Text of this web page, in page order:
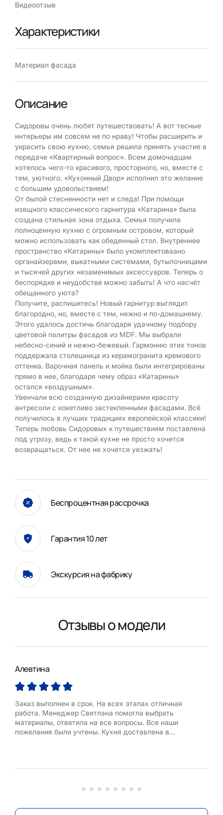
Видеоотзыв
Характеристики
Материал фасада
Описание
Сидоровы очень любят путешествовать! А вот тесные
интерьеры им совсем не по нраву! Чтобы расширить и
украсить свою кухню, семья решила принять участие в
передаче «Квартирный вопрос». Всем домочадцам
хотелось чего-то красивого, просторного, но, вместе с
тем, уютного. «Кухонный Двор» исполнил это желание
с большим удовольствием!
От былой стесненности нет и следа! При помощи
изящного классического гарнитура «Катарина» была
создана стильная зона отдыха. Семья получила
полноценную кухню с огромным островом, который
можно использовать как обеденный стол. Внутреннее
пространство «Катарины» было укомплектоваано
органайзерами, выкатными системами, бутылочницами
и тысячей других незаменимых аксессуаров. Теперь о
беспорядке и неудобстве можно забыть! А что насчёт
обещанного уюта?
Получите, распишитесь! Новый гарнитур выглядит
благородно, но, вместе с тем, нежно и по-домашнему.
Этого удалось достичь благодаря удачному подбору
цветовой палитры фасадов из MDF. Мы выбрали
небесно-синий и нежно-бежевый. Гармонию этих тонов
поддержала столешница из керамогранита кремового
оттенка. Варочная панель и мойка были интегрированы
прямо в нее, благодаря чему образ «Катарины»
остался «воздушным».
Увенчали всю созданную дизайнерами красоту
антресоли с кокетливо застекленными фасадами. Всё
получилось в лучших традициях европейской классики!
Теперь любовь Сидоровых к путешествиям поставлена
под угрозу, ведь к такой кухне не просто хочется
возвращаться. От нее не хочется уезжать!
Беспроцентная рассрочка
Гарантия 10 лет
Экскурсия на фабрику
Отзывы о модели
Алевтина
Заказ выполнен в срок. На всех этапах отличная
работа. Менеджер Светлана помогла выбрать
материалы, ответила на все вопросы. Все наши
пожелания были учтены. Кухня доставлена в
проверил бытовую технику, оперативно решив